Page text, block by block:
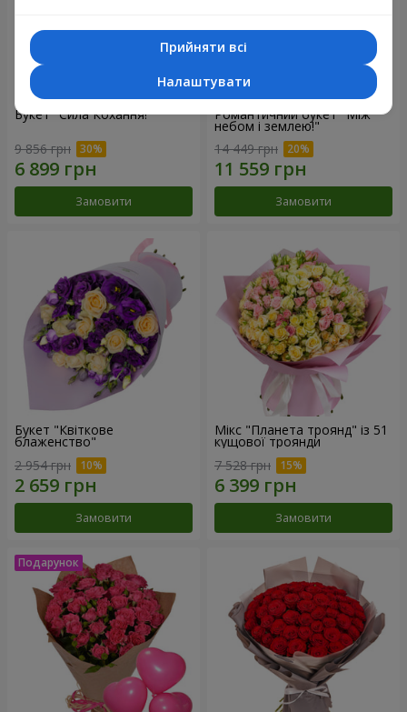
Букет "Сила Кохання!"
9 856 грн
Замовити
Романтичний букет "Між
небом і землею!"
14 449 грн
Замовити
Букет "Квіткове
блаженство"
2 954 грн
Замовити
Мікс "Планета троянд" із 51
кущової троянди
7 528 грн
Замовити
Прийняти всі
Налаштувати